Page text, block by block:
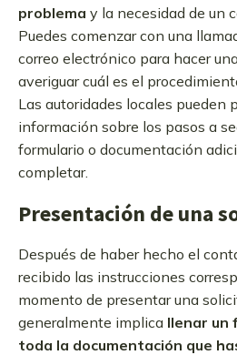
problema y la necesidad de un
Puedes comenzar con una
correo electrónico para hacer
averiguar cuál es el
Las autoridades locales pueden
información sobre los pasos a
formulario o documentación
completar.
Presentación de una
Después de haber hecho el
recibido las instrucciones
momento de presentar una
generalmente implica llenar un
toda la documentación que